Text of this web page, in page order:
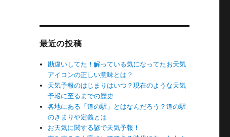
最近の投稿
勘違いしてた！解っている気になってたお天気
アイコンの正しい意味とは？
天気予報のはじまりはいつ？現在のような天気
予報に至るまでの歴史
各地にある「道の駅」とはなんだろう？道の駅
のきまりや定義とは
お天気に関する諺で天気予報！